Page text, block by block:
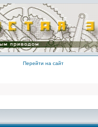
Перейти на сайт